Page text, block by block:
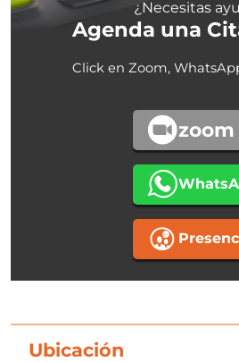
¿Necesitas
Agenda una
Click en Zoom,
zoom
Ubicación